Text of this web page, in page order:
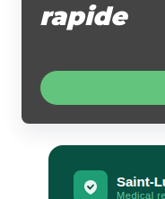
rapide